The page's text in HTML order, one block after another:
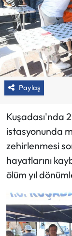
Paylaş
Kuşadası'nda
istasyonunda
zehirlenmesi
hayatlarını
ölüm yıl